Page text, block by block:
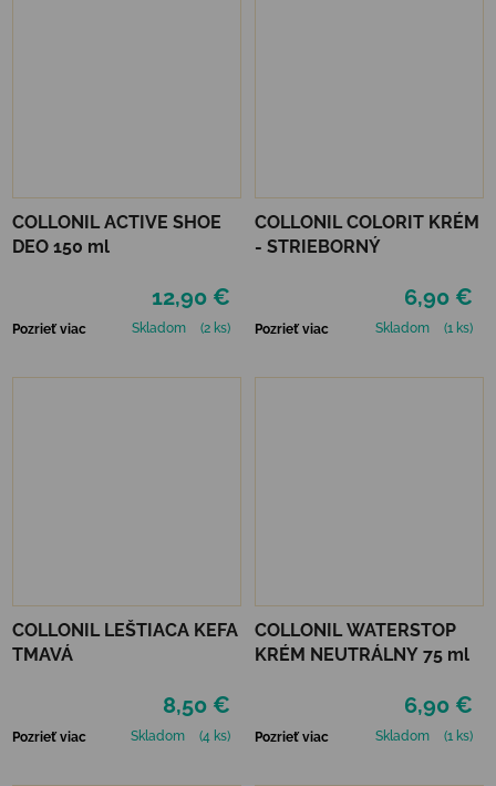
COLLONIL ACTIVE SHOE
DEO 150 ml
12,90 €
Pozrieť viac Skladom (2 ks)
COLLONIL COLORIT KRÉM
- STRIEBORNÝ
6,90 €
Pozrieť viac Skladom (1 ks)
COLLONIL LEŠTIACA KEFA
TMAVÁ
8,50 €
Pozrieť viac Skladom (4 ks)
COLLONIL WATERSTOP
KRÉM NEUTRÁLNY 75 ml
6,90 €
Pozrieť viac Skladom (1 ks)